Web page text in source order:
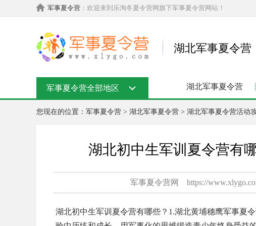
军事夏令营 ：欢迎来到乐淘冬夏令营网旗下军事夏令营网站！
湖北军事夏令营
军事夏令营全部地区 湖北军事夏令营
您现在的位置： 军事夏令营 > 湖北军事夏令营 > 湖北军事夏令营活动
湖北初中生军训夏令营有
军事夏令营网 https://
湖北初中生军训夏令营有哪些？1.湖北黄埔穗鹰军事夏